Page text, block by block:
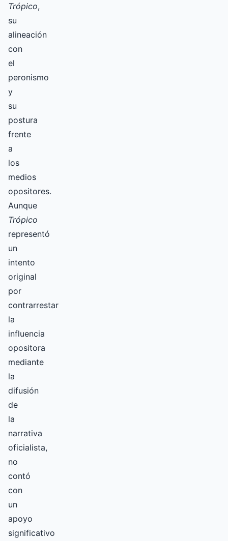
Trópico,
su
alineación
con
el
peronismo
y
su
postura
frente
a
los
medios
opositores.
Aunque
Trópico
representó
un
intento
original
por
contrarrestar
la
influencia
opositora
mediante
la
difusión
de
la
narrativa
oficialista,
no
contó
con
un
apoyo
significativo